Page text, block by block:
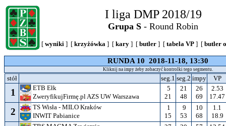
I liga DMP 2018/19
Grupa S - Round Robin
[ wyniki ] [ krzyżówka ] [ kary ] [ butler ] [ tabela VP ] [ butler
RUNDA 10 2018-11-18, 13:30
Kliknij na impy żeby zobaczyć kontrolki tego segmentu.
stół seg.1 seg.2 impy VP
1
ETB Ełk
ZweryfikujFirmę.pl AZS UW Warszawa
5
21
21
48
26
69
2.53
17.47
2
TS Wisła - MILO Kraków
INWIT Pabianice
1
15
9
53
10
68
1.1
18.9